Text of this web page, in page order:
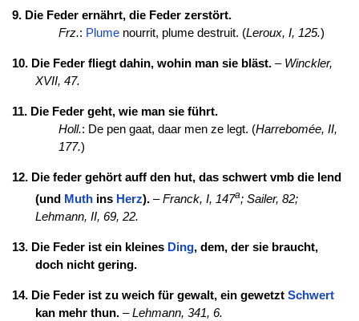
9. Die Feder ernährt, die Feder zerstört.
Frz.: Plume nourrit, plume destruit. (Leroux, I, 125.)
10. Die Feder fliegt dahin, wohin man sie bläst.–Winckler,
XVII, 47.
11. Die Feder geht, wie man sie führt.
Holl.: De pen gaat, daar men ze legt. (Harrebomée, II,
177.)
12. Die feder gehört auff den hut, das schwert vmb die lend
(und
Muthins Herz).–Franck, I, 147a; Sailer, 82;
Lehmann, II, 69, 22.
13. Die Feder ist ein kleines Ding, dem, der sie braucht,
doch nicht gering.
14. Die Feder ist zu weich für gewalt, ein gewetzt Schwert
kan mehr thun.–Lehmann, 341, 6.